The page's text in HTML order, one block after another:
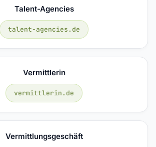
Talent-Agencies
talent-agencies.de
Vermittlerin
vermittlerin.de
Vermittlungsgeschäft